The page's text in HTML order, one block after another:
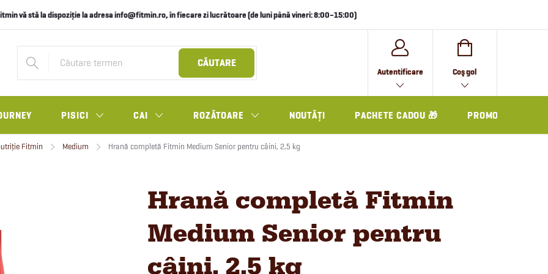
vă stă la dispoziție la adresa info@fitmin.ro, în fiecare zi lucrătoare (de luni până vineri: 8:00–15:00)
CĂUTARE
Autentificare
COŞ
DE
CUMPĂRĂTURI
Coş gol
PISICI CAI ROZĂTOARE NOUTĂȚI PACHETE CADOU 🎁 PROMO
Fitmin Medium Hrană completă Fitmin Medium Senior pentru câini, 2,5 kg
Hrană completă Fitmin
Medium Senior pentru
câini, 2,5 kg